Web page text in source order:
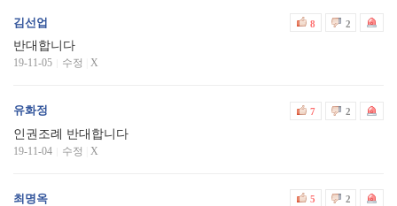
김선업 8 2
반대합니다
19-11-05 수정 X
유화정 7 2
인권조례 반대합니다
19-11-04 수정 X
최명옥 5 2